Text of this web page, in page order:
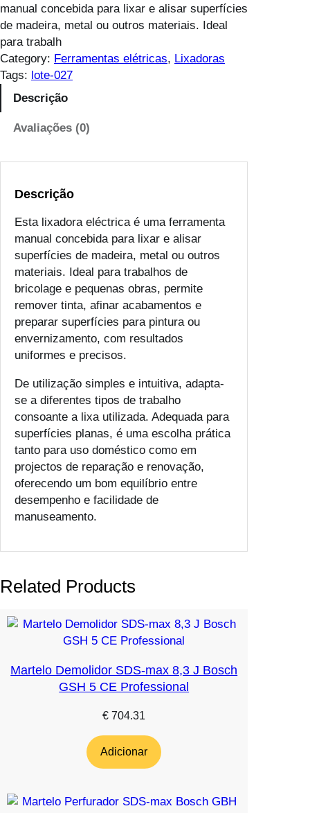
manual concebida para lixar e alisar superfícies
de madeira, metal ou outros materiais. Ideal
para trabalh
Category: Ferramentas elétricas, Lixadoras
Tags: lote-027
Descrição
Avaliações (0)
Descrição
Esta lixadora eléctrica é uma ferramenta
manual concebida para lixar e alisar
superfícies de madeira, metal ou outros
materiais. Ideal para trabalhos de
bricolage e pequenas obras, permite
remover tinta, afinar acabamentos e
preparar superfícies para pintura ou
envernizamento, com resultados
uniformes e precisos.
De utilização simples e intuitiva, adapta-
se a diferentes tipos de trabalho
consoante a lixa utilizada. Adequada para
superfícies planas, é uma escolha prática
tanto para uso doméstico como em
projectos de reparação e renovação,
oferecendo um bom equilíbrio entre
desempenho e facilidade de
manuseamento.
Related Products
Martelo Demolidor SDS-max 8,3 J Bosch
GSH 5 CE Professional
€ 704.31
Adicionar